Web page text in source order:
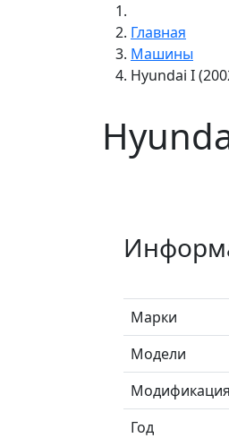
Главная
Машины
Hyundai I
Марки
Модели
Модификация
Год